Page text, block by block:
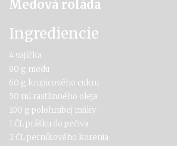
Medová roláda
Ingrediencie
4 vajíčka
80 g medu
60 g krupicového cukru
50 ml rastlinného oleja
100 g polohrubej múky
1 ČL prášku do pečiva
2 ČL perníkového korenia